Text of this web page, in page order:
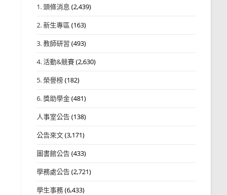
1. 頭條消息 (2,439)
2. 新生專區 (163)
3. 教師研習 (493)
4. 活動&競賽(2,630)
5. 榮譽榜(182)
6. 獎助學金(481)
人事室公告(138)
公告來文(3,171)
圖書館公告(433)
學務處公告(2,721)
學生事務(6,433)